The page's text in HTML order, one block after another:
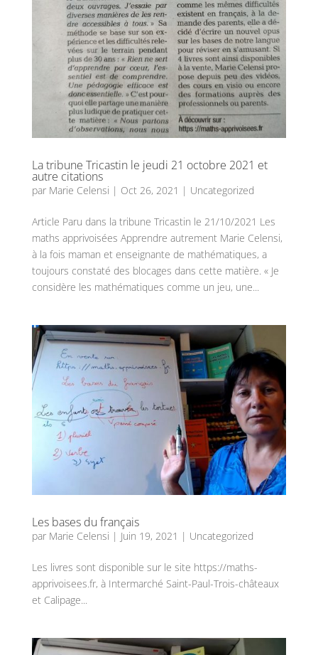
La tribune Tricastin le jeudi 21 octobre 2021 et
autre citations
par Marie Celensi | Oct 26, 2021 | Uncategorized
Article Paru dans la tribune Tricastin le 21/10/2021 Les
maths apprivoisées Apprendre autrement Marie Celensi,
à la fois maman et enseignante de mathématiques, a
toujours constaté des blocages dans cette matière. « Je
considère les mathématiques comme un jeu, une...
Les bases du français
par Marie Celensi | Juin 19, 2021 | Uncategorized
Les livres sont disponible sur le site https://maths-
apprivoisees.fr, à Intermarché Saint-Paul-Trois-châteaux
et Calipage...